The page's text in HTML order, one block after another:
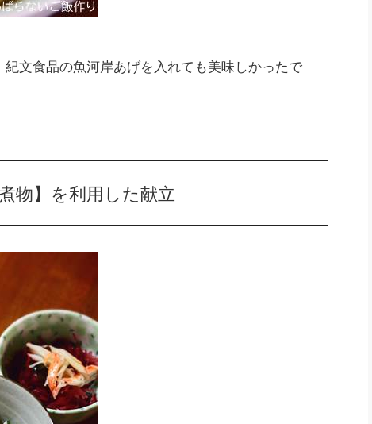
文食品の魚河岸あげを入れても美味しかったで
物】を利用した献立